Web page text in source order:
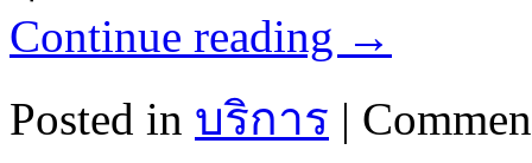
Continue reading →
Posted in บริการ |